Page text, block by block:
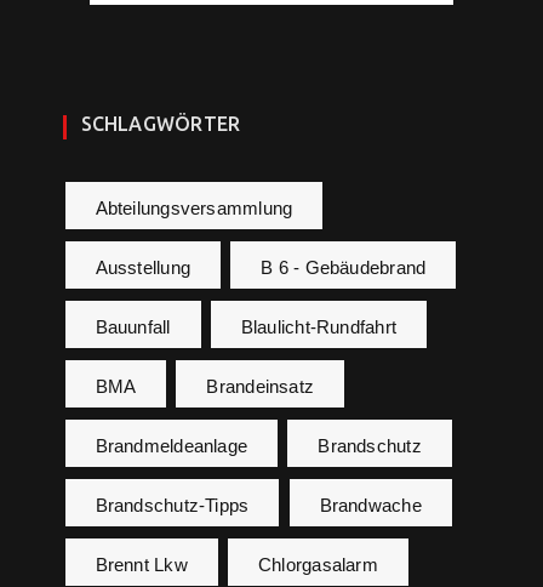
SCHLAGWÖRTER
Abteilungsversammlung
Ausstellung B 6 - Gebäudebrand
Bauunfall Blaulicht-Rundfahrt
BMA Brandeinsatz
Brandmeldeanlage Brandschutz
Brandschutz-Tipps Brandwache
Brennt Lkw Chlorgasalarm